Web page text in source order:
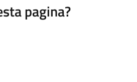
pagina?